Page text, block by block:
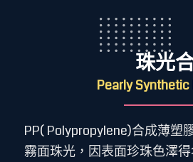
珠光
Pearly Synthetic
PP( Polypropylene)合成薄塑
霧面珠光，因表面珍珠色澤